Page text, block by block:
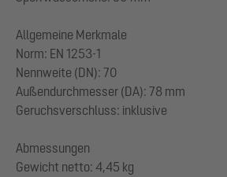
Allgemeine Merkmale
Norm: EN 1253-1
Nennweite (DN): 70
Außendurchmesser (DA): 78 mm
Geruchsverschluss: inklusive
Abmessungen
Gewicht netto: 4,45 kg